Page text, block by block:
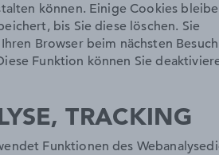
können. Einige Cookies
bis Sie diese löschen. Sie
Browser beim nächsten Besuch
Funktion können Sie
TRACKING
Funktionen des